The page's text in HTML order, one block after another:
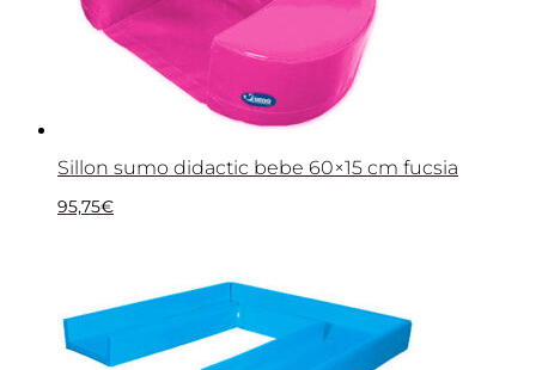
Sillon sumo didactic bebe 60×15 cm fucsia
95,75€